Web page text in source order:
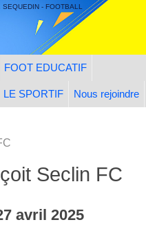
SEQUEDIN - FOOTBALL
FOOT EDUCATIF
LE SPORTIF Nous rejoindre
Seclin FC
avril 2025